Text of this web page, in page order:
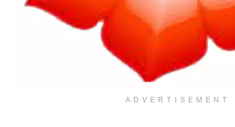
ADVERTISEMENT